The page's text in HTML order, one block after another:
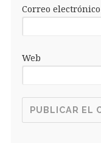
Correo electrónico
Web